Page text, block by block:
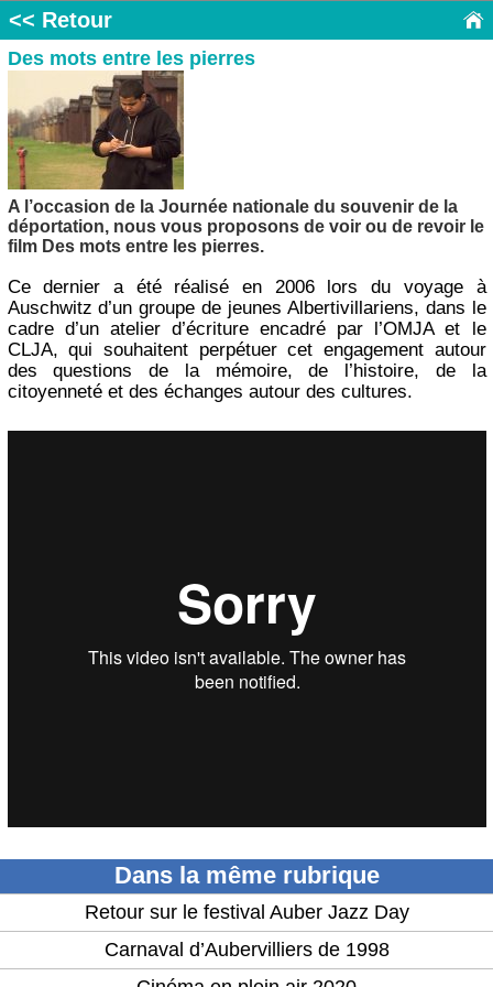
<< Retour
Des mots entre les pierres
A l’occasion de la Journée nationale du souvenir de la
déportation, nous vous proposons de voir ou de revoir le
film Des mots entre les pierres.
Ce dernier a été réalisé en 2006 lors du voyage à
Auschwitz d’un groupe de jeunes Albertivillariens, dans le
cadre d’un atelier d’écriture encadré par l’OMJA et le
CLJA, qui souhaitent perpétuer cet engagement autour
des questions de la mémoire, de l’histoire, de la
citoyenneté et des échanges autour des cultures.
Dans la même rubrique
Retour sur le festival Auber Jazz Day
Carnaval d’Aubervilliers de 1998